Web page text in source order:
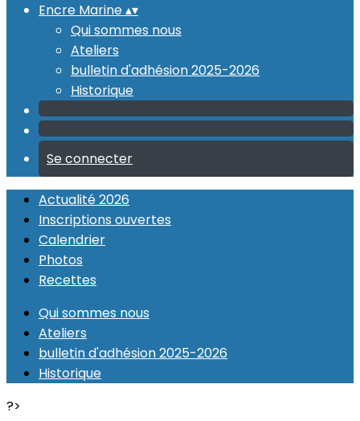
Encre Marine▴▾
Qui sommes nous
Ateliers
bulletin d'adhésion 2025-2026
Historique
Se connecter
Actualité 2026
Inscriptions ouvertes
Calendrier
Photos
Recettes
Qui sommes nous
Ateliers
bulletin d'adhésion 2025-2026
Historique
?>